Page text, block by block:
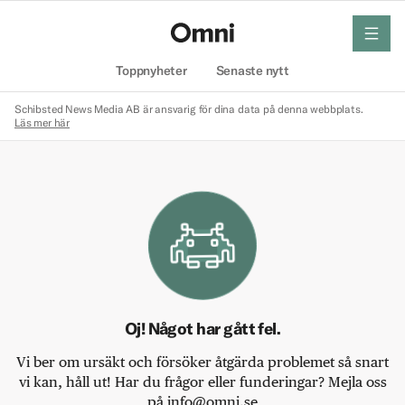
Toppnyheter Senaste nytt
meny
Schibsted News Media AB är ansvarig för dina data på denna webbplats.
Läs mer här
Oj! Något har gått fel.
Vi ber om ursäkt och försöker åtgärda problemet så snart
vi kan, håll ut! Har du frågor eller funderingar? Mejla oss